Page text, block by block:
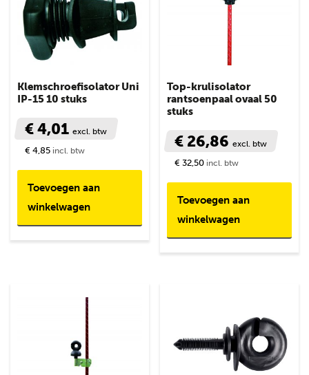
Klemschroefisolator Uni
IP-15 10 stuks
€ 4,01 excl. btw
€ 4,85 incl. btw
Toevoegen aan
winkelwagen
Top-krulisolator
rantsoenpaal ovaal 50
stuks
€ 26,86excl. btw
€ 32,50 incl. btw
Toevoegen aan
winkelwagen